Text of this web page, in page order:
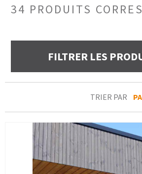
34 PRODUITS
TRIER PAR
FILTRER LES